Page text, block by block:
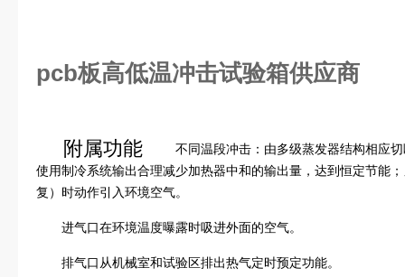
pcb板高低温冲击试验箱供应商
附属功能
不同温段冲击：由多级蒸发器结构相应
使用制冷系统输出合理减少加热器中和的输出量，达到恒定节能
复）时动作引入环境空气。
进气口在环境温度曝露时吸进外面的空气。
排气口从机械室和试验区排出热气定时预定功能。